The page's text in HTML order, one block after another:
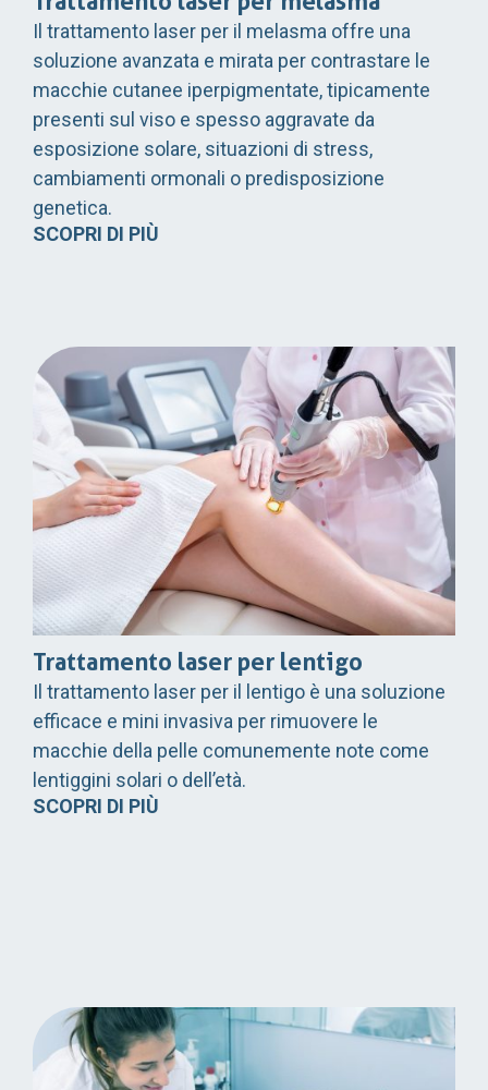
Il trattamento laser per il melasma offre una
soluzione avanzata e mirata per contrastare le
macchie cutanee iperpigmentate, tipicamente
presenti sul viso e spesso aggravate da
esposizione solare, situazioni di stress,
cambiamenti ormonali o predisposizione
genetica.
SCOPRI DI PIÙ
Trattamento laser per lentigo
Il trattamento laser per il lentigo è una soluzione
efficace e mini invasiva per rimuovere le
macchie della pelle comunemente note come
lentiggini solari o dell’età.
SCOPRI DI PIÙ